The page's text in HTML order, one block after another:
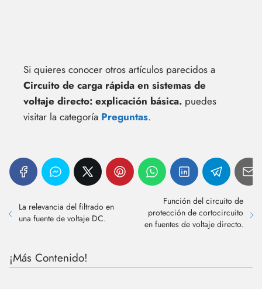
Si quieres conocer otros artículos parecidos a
Circuito de carga rápida en sistemas de
voltaje directo: explicación básica. puedes
visitar la categoría Preguntas.
La relevancia del filtrado en
una fuente de voltaje DC.
Función del circuito de
protección de cortocircuito
en fuentes de voltaje directo.
¡Más Contenido!